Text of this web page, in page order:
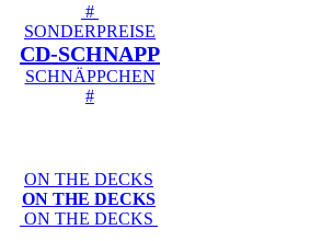
#
SONDERPREISE
CD-SCHNAPP
SCHNÄPPCHEN
#
ON THE DECKS
ON THE DECKS
ON THE DECKS